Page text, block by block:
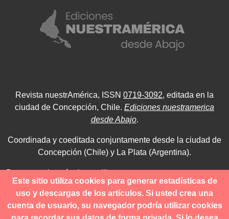
Revista nuestrAmérica, ISSN 0719-3092, editada en la
ciudad de Concepción, Chile. Ediciones nuestramerica
desde Abajo.
Coordinada y coeditada conjuntamente desde la ciudad de
Concepción (Chile) y La Plata (Argentina).
Para consultas técnicas utilice
contacto@revistanuestramerica.cl
Toda comunicación respecto a los envíos se deben realizar
Este sitio utiliza cookies para generar estadísticas de
uso y descargas de los artículos. Si usted crea una
cuenta de usuario, su navegador podría utilizar cookies